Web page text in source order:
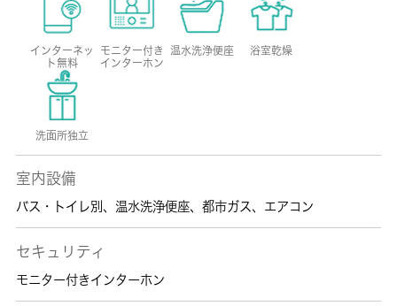
インターネッ
ト無料
モニター付き
インターホン
温水洗浄便座 浴室乾燥
洗面所独立
室内設備
バス・トイレ別 、 温水洗浄便座、 都市ガス、 エアコン
セキュリティ
モニター付きインターホン